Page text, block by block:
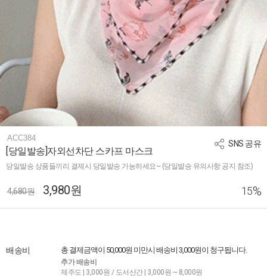
SNS 공유
ACC384
[당일발송]자외선차단 스카프 마스크
당일발송 상품들끼리 결제시 당일발송 가능하세요~ (당일발송 유의사항 공지 참조)
4,680원 3,980원 15%
배송비 총 결제금액이 50,000원 미만시 배송비 3,000원이 청구됩니다.
추가 배송비
제주도 | 3,000원 / 도서산간 | 3,000원 ~ 8,000원